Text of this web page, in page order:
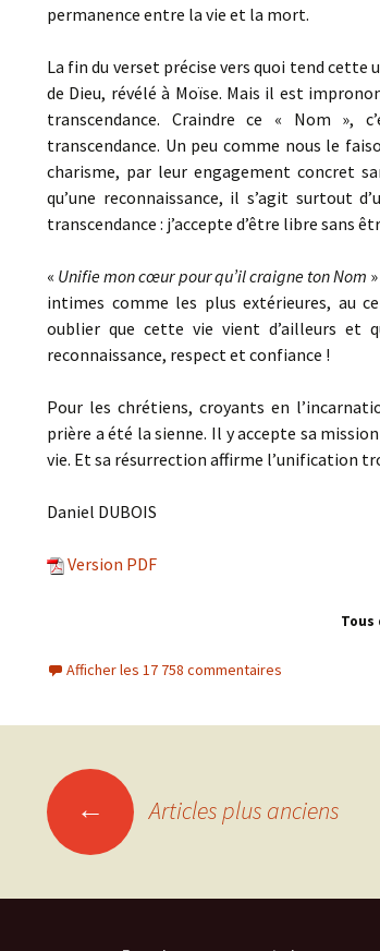
permanence entre la vie et la mort.
La fin du verset précise vers quoi tend cette
de Dieu, révélé à Moïse. Mais il est
transcendance. Craindre ce « Nom »,
transcendance. Un peu comme nous le
charisme, par leur engagement concret
qu’une reconnaissance, il s’agit surtout
transcendance : j’accepte d’être libre sans
« Unifie mon cœur pour qu’il craigne ton Nom
intimes comme les plus extérieures, au
oublier que cette vie vient d’ailleurs et
reconnaissance, respect et confiance !
Pour les chrétiens, croyants en
prière a été la sienne. Il y accepte sa
vie. Et sa résurrection affirme l’unification
Daniel DUBOIS
Version PDF
Tous
Afficher les 17 758 commentaires
← Articles plus anciens